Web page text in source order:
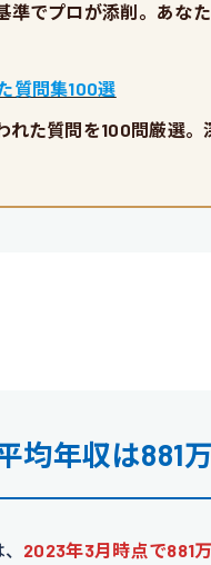
準でプロが添削。あな
質問集100選
れた質問を100問厳選
均年収は881万
2023年3月時点で881